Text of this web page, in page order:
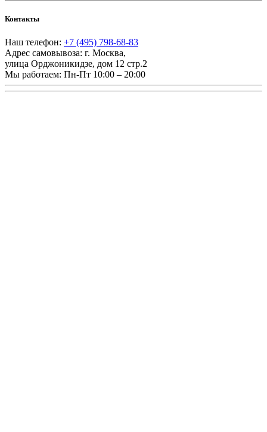
Контакты
Наш телефон: +7 (495) 798-68-83
Адрес самовывоза: г. Москва,
улица Орджоникидзе, дом 12 стр.2
Мы работаем: Пн-Пт 10:00 – 20:00